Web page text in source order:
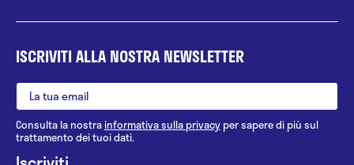
ISCRIVITI ALLA NOSTRA NEWSLETTER
Consulta la nostrainformativa sulla privacy per sapere di più sul
trattamento dei tuoi dati.